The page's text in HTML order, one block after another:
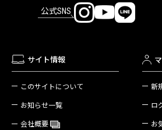
公式SNS
サイト情報
このサイトについて
お知らせ一覧
会社概要
新
ロ
お